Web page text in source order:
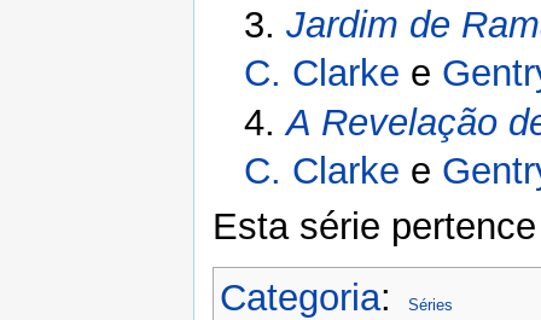
3. Jardim de
C. Clarke e
4.A Revelação
C. Clarke e
Esta série
Categoria: Séries